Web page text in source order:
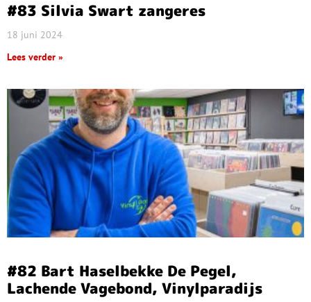
#83 Silvia Swart zangeres
18 juni 2024
Lees verder »
#82 Bart Haselbekke De Pegel,
Lachende Vagebond, Vinylparadijs